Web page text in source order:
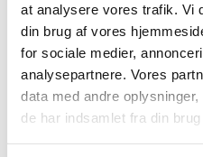
at analysere vores trafik. Vi
din brug af vores
for sociale medier,
analysepartnere. Vores
data med andre
de har indsamlet fra din